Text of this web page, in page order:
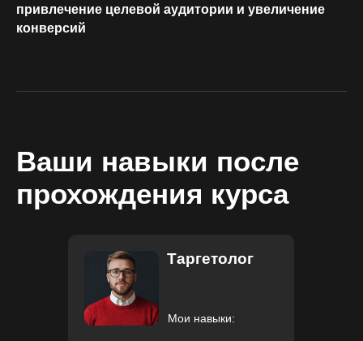
привлечение целевой аудитории и увеличение
конверсий
Ваши навыки после
прохождения курса
Мои навыки:
Таргетолог